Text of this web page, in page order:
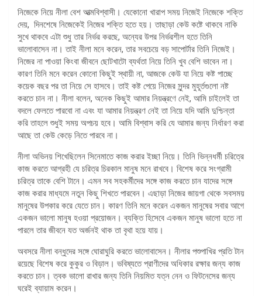
নিজেকে নিয়ে নীলা বেশ আত্মবিশ্বাসী। যেকোনো খারাপ সময় নিজেই নিজেকে শক্তি
দেয়, দিনশেষে নিজেকেই নিজের শক্তি হতে হয়। তাছাড়া কেউ কষ্টে থাকবে নাকি
সুখে থাকবে এটা শুধু তার নির্ভর করছে, অন্যের উপর নির্ভরশীল হতে তিনি
ভালোবাসেন না। তাই নীলা মনে করেন, তার সবচেয়ে বড় সাপোর্টার তিনি নিজেই।
নিজের না পাওয়া কিংবা জীবনে ছোটখাটো ব্যর্থতা নিয়ে তিনি খুব বেশি ভাবেন না।
কারণ তিনি মনে করেন কোনো কিছুই স্থায়ী না, আজকে কেউ যা নিয়ে কষ্ট পাচ্ছে
কয়েক বছর পর তা নিয়ে সে হাসবে। তাই কষ্ট পেয়ে নিজের সুন্দর মুহূর্তগুলো নষ্ট
করতে চান না। নীলা বলেন, অনেক কিছুই আমার নিয়ন্ত্রণে নেই, আমি চাইলেই তা
বদলে ফেলতে পারবো না এবং যা আমার নিয়ন্ত্রণ নেই তা নিয়ে যদি আমি দুশ্চিন্তা
করি তাহলে শুধুই সময় অপচয় হবে। আমি বিশ্বাস করি যে আমার জন্য নির্ধারণ করা
আছে তা কেউ কেড়ে নিতে পারবে না।
নীলা অভিনয় শিখেছিলেন সিনেমাতে কাজ করার ইচ্ছা নিয়ে। তিনি ভিন্নধর্মী চরিত্রে
কাজ করতে আগ্রহী যে চরিত্র চিরকাল মানুষ মনে রাখবে। বিশেষ করে সংগ্রামী
চরিত্র তাকে বেশি টানে। এমন সব সহকর্মীদের সঙ্গে কাজ করতে চান যাদের সঙ্গে
কাজ করার মাধ্যমে নতুন কিছু শিখতে পারবেন। এছাড়া নিজের জায়গা থেকে সবসময়
মানুষের উপকার করে যেতে চান। কারণ তিনি মনে করেন একজন মানুষের সবার আগে
একজন ভালো মানুষ হওয়া প্রয়োজন। ব্যক্তি হিসেবে একজন মানুষ ভালো হতে না
পারলে তার জীবনে যত অর্জনই থাক তা বৃথা হয়ে যায়।
অবসরে নীলা বন্ধুদের সঙ্গে ঘোরাঘুরি করতে ভালোবাসেন। নীলার পশুপাখির প্রতি টান
রয়েছে বিশেষ করে কুকুর ও বিড়াল। ভবিষ্যতে প্রাণীদের অধিকার রক্ষার জন্য কাজ
করতে চান। ত্বক ভালো রাখার জন্য তিনি নিয়মিত যত্ন নেন ও ফিটনেসের জন্য
ঘরেই ব্যায়াম করেন।